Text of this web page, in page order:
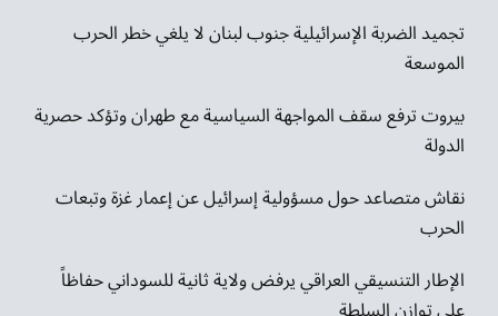
تجميد الضربة الإسرائيلية جنوب لبنان لا يلغي خطر الحرب
الموسعة
بيروت ترفع سقف المواجهة السياسية مع طهران وتؤكد حصرية
الدولة
نقاش متصاعد حول مسؤولية إسرائيل عن إعمار غزة وتبعات
الحرب
الإطار التنسيقي العراقي يرفض ولاية ثانية للسوداني حفاظاً